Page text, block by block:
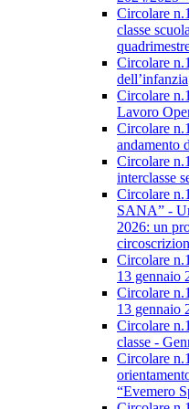
Circolare
classe
Circolare
dell’infanzia
Circolare
Lavoro
Circolare
andamento
Circolare
interclasse
Circolare
SANA” -
2026: un
Circolare
13 gennaio
Circolare
13 gennaio
Circolare
classe -
Circolare
“Evemero